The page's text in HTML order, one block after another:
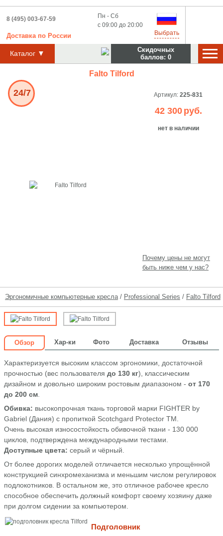
8 (495) 003-67-59
Доставка по России
Пн - Сб
с 09:00 до 20:00
Выбрать
Каталог ▼
Скидочных
баллов: 0
Почему цены не могут
быть ниже чем у нас?
Falto Tilford
24/7 Артикул: 225-831
42 300 руб.
нет в наличии
Эргономичные компьютерные кресла / Professional Series / Falto Tilford
Обзор Хар-ки Фото Доставка Отзывы
Характеризуется высоким классом эргономики, достаточной
прочностью (вес пользователя до 130 кг), классическим
дизайном и довольно широким ростовым диапазоном - от 170
до 200 см
Обивка: высокопрочная ткань торговой марки FIGHTER by
Gabriel (Дания) с пропиткой Scotchgard Protector TM.
Очень высокая износостойкость обивочной ткани - 130 000
циклов, подтверждена международными тестами.
Доступные цвета: серый и чёрный.
От более дорогих моделей отличается несколько упрощённой
конструкцией синхромеханизма и меньшим числом регулировок
подлокотников. В остальном же, это отличное рабочее кресло
способное обеспечить должный комфорт своему хозяину даже
при долгом сидении за компьютером.
Подголовник